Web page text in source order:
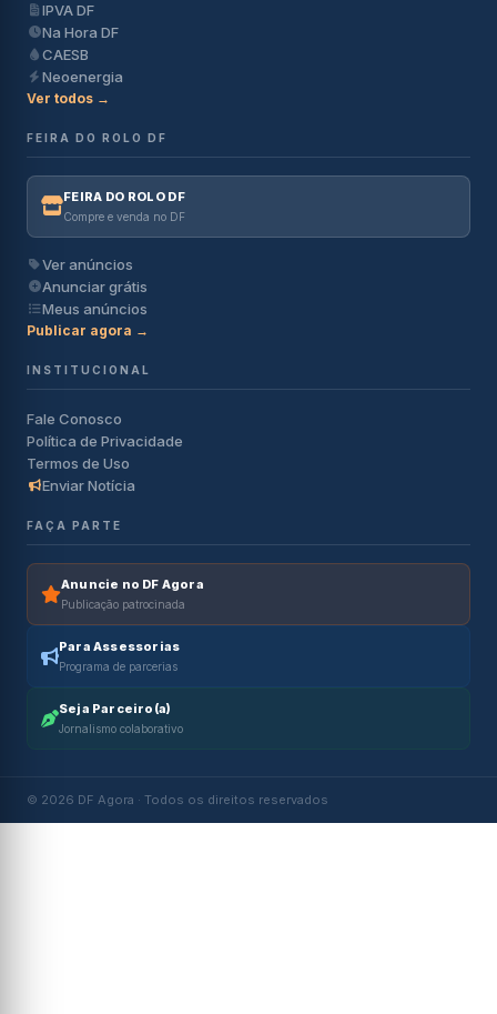
IPVA DF
Na Hora DF
CAESB
Neoenergia
Ver todos →
FEIRA DO ROLO DF
FEIRA DO ROLO DF
Compre e venda no DF
Ver anúncios
Anunciar grátis
Meus anúncios
Publicar agora →
INSTITUCIONAL
Fale Conosco
Política de Privacidade
Termos de Uso
Enviar Notícia
FAÇA PARTE
Anuncie no DF Agora
Publicação patrocinada
Para Assessorias
Programa de parcerias
Seja Parceiro(a)
Jornalismo colaborativo
© 2026 DF Agora · Todos os direitos reservados